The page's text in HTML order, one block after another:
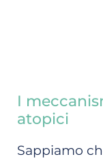
I
atopici
Sappiamo